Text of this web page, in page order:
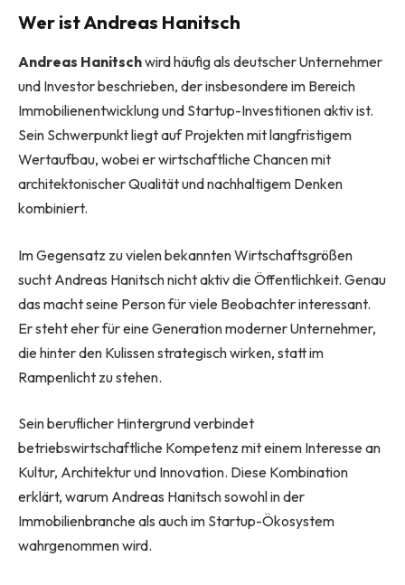
Wer ist Andreas Hanitsch
Andreas Hanitschwird häufig als deutscher Unternehmer
und Investor beschrieben, der insbesondere im Bereich
Immobilienentwicklung und Startup-Investitionen aktiv ist.
Sein Schwerpunkt liegt auf Projekten mit langfristigem
Wertaufbau, wobei er wirtschaftliche Chancen mit
architektonischer Qualität und nachhaltigem Denken
kombiniert.
Im Gegensatz zu vielen bekannten Wirtschaftsgrößen
sucht Andreas Hanitsch nicht aktiv die Öffentlichkeit. Genau
das macht seine Person für viele Beobachter interessant.
Er steht eher für eine Generation moderner Unternehmer,
die hinter den Kulissen strategisch wirken, statt im
Rampenlicht zu stehen.
Sein beruflicher Hintergrund verbindet
betriebswirtschaftliche Kompetenz mit einem Interesse an
Kultur, Architektur und Innovation. Diese Kombination
erklärt, warum Andreas Hanitsch sowohl in der
Immobilienbranche als auch im Startup-Ökosystem
wahrgenommen wird.